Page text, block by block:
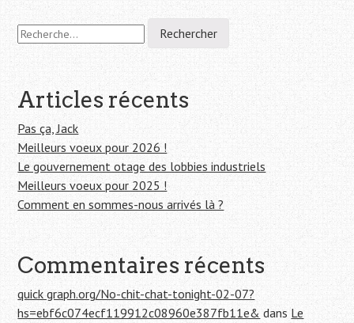
Navigation
de
l'article
R
e
e
r
c
h
e
r
:
Articles récents
Pas ça, Jack
Meilleurs voeux pour 2026 !
Le gouvernement otage des lobbies industriels
Meilleurs voeux pour 2025 !
Comment en sommes-nous arrivés là ?
Commentaires récents
quick graph.org/No-chit-chat-tonight-02-07?
hs=ebf6c074ecf119912c08960e387fb11e& dans Le